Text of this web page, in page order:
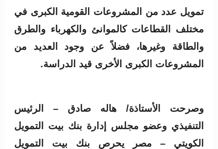
تمويل عدد من المشروعات القومية الكبرى في
مختلف القطاعات كالموانئ والكهرباء والطرق
والطاقة وغيرها، فضلاً عن وجود العديد من
المشروعات الكبرى الأخرى قيد الدراسة.
وصرحت الأستاذة/ هاله صادق – الرئيس
التنفيذي وعضو مجلس إدارة بنك بيت التمويل
الكويتي – مصر يحرص بنك بيت التمويل